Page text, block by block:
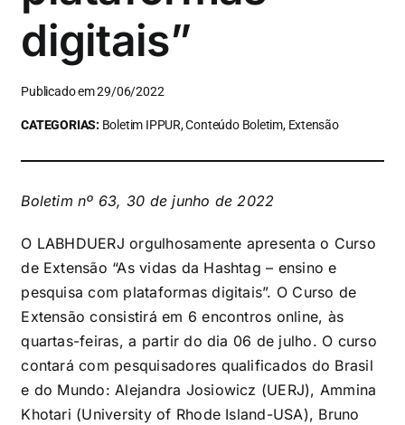
digitais”
Publicado em 29/06/2022
CATEGORIAS: Boletim IPPUR, Conteúdo Boletim, Extensão
Boletim nº 63, 30 de junho de 2022
O LABHDUERJ orgulhosamente apresenta o Curso
de Extensão “As vidas da Hashtag – ensino e
pesquisa com plataformas digitais”. O Curso de
Extensão consistirá em 6 encontros online, às
quartas-feiras, a partir do dia 06 de julho. O curso
contará com pesquisadores qualificados do Brasil
e do Mundo: Alejandra Josiowicz (UERJ), Ammina
Khotari (University of Rhode Island-USA), Bruno